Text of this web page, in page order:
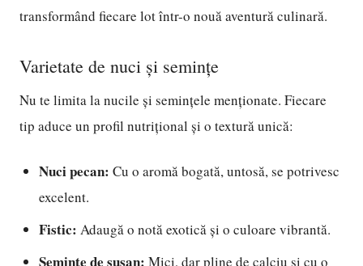
transformând fiecare lot într-o nouă aventură culinară.
Varietate de nuci și semințe
Nu te limita la nucile și semințele menționate. Fiecare
tip aduce un profil nutrițional și o textură unică:
Nuci pecan: Cu o aromă bogată, untosă, se potrivesc
excelent.
Fistic: Adaugă o notă exotică și o culoare vibrantă.
Semințe de susan: Mici, dar pline de calciu și cu o